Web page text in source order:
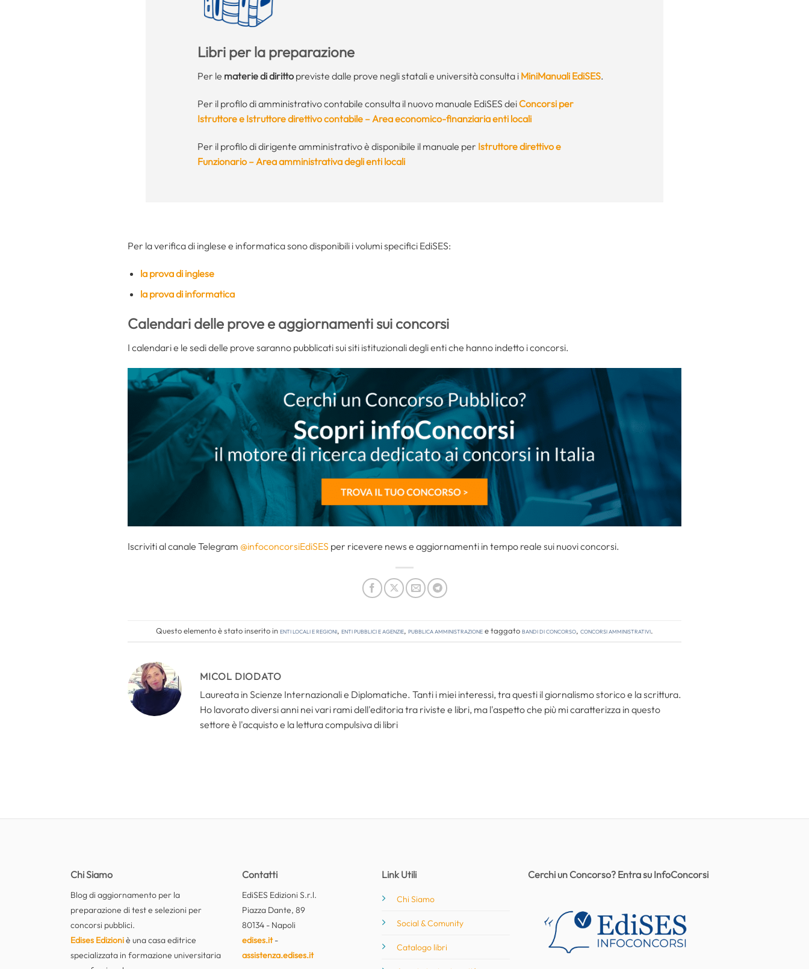
Libri per la preparazione
Per le materie di diritto previste dalle prove negli statali e università consulta i MiniManuali EdiSES.
Per il profilo di amministrativo contabile consulta il nuovo manuale EdiSES deiConcorsi per
Istruttore e Istruttore direttivo contabile – Area economico-finanziaria enti locali
Per il profilo di dirigente amministrativo è disponibile il manuale per Istruttore direttivo e
Funzionario – Area amministrativa degli enti locali
Per la verifica di inglese e informatica sono disponibili i volumi specifici EdiSES:
la prova di inglese
la prova di informatica
Calendari delle prove e aggiornamenti sui concorsi
I calendari e le sedi delle prove saranno pubblicati sui siti istituzionali degli enti che hanno indetto i concorsi.
Iscriviti al canale Telegram @infoconcorsiEdiSES per ricevere news e aggiornamenti in tempo reale sui nuovi concorsi.
Questo elemento è stato inserito inEnti locali e regioni, Enti pubblici e agenzie, Pubblica amministrazionee taggatobandi di concorso, concorsi amministrativi.
MICOL DIODATO
Laureata in Scienze Internazionali e Diplomatiche. Tanti i miei interessi, tra questi il giornalismo storico e la scrittura.
Ho lavorato diversi anni nei vari rami dell'editoria tra riviste e libri, ma l'aspetto che più mi caratterizza in questo
settore è l'acquisto e la lettura compulsiva di libri
Chi Siamo
Blog di aggiornamento per la
preparazione di test e selezioni per
concorsi pubblici.
Edises Edizioniè una casa editrice
specializzata in formazione universitaria
Contatti
EdiSES Edizioni S.r.l.
Piazza Dante, 89
80134 - Napoli
edises.it-
assistenza.edises.it
Link Utili
Chi Siamo
Social & Comunity
Catalogo libri
Cerchi un Concorso? Entra su InfoConcorsi